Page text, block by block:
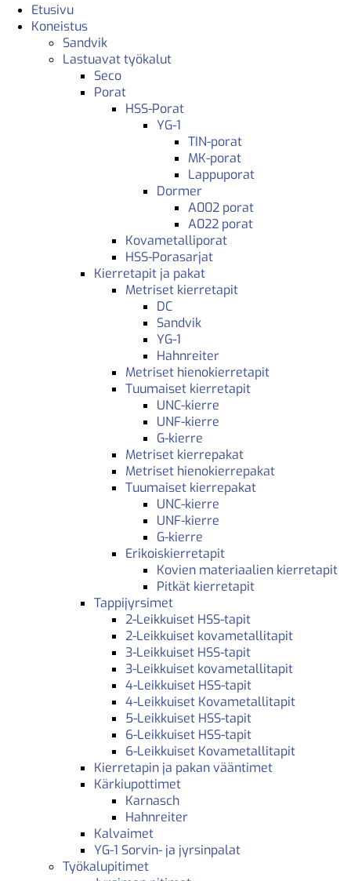
Etusivu
Koneistus
Sandvik
Lastuavat työkalut
Seco
Porat
HSS-Porat
YG-1
TIN-porat
MK-porat
Lappuporat
Dormer
A002 porat
A022 porat
Kovametalliporat
HSS-Porasarjat
Kierretapit ja pakat
Metriset kierretapit
DC
Sandvik
YG-1
Hahnreiter
Metriset hienokierretapit
Tuumaiset kierretapit
UNC-kierre
UNF-kierre
G-kierre
Metriset kierrepakat
Metriset hienokierrepakat
Tuumaiset kierrepakat
UNC-kierre
UNF-kierre
G-kierre
Erikoiskierretapit
Kovien materiaalien kierretapit
Pitkät kierretapit
Tappijyrsimet
2-Leikkuiset HSS-tapit
2-Leikkuiset kovametallitapit
3-Leikkuiset HSS-tapit
3-Leikkuiset kovametallitapit
4-Leikkuiset HSS-tapit
4-Leikkuiset Kovametallitapit
5-Leikkuiset HSS-tapit
6-Leikkuiset HSS-tapit
6-Leikkuiset Kovametallitapit
Kierretapin ja pakan vääntimet
Kärkiupottimet
Karnasch
Hahnreiter
Kalvaimet
YG-1 Sorvin- ja jyrsinpalat
Työkalupitimet